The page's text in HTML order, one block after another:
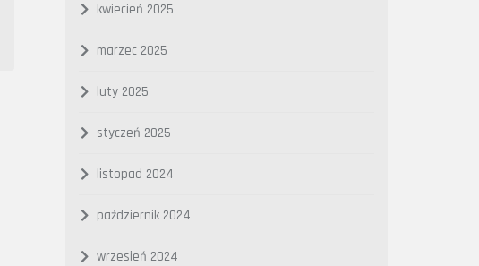
kwiecień 2025
marzec 2025
luty 2025
styczeń 2025
listopad 2024
październik 2024
wrzesień 2024